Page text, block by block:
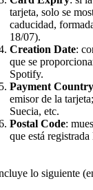
tarjeta, solo se
caducidad,
18/07).
Creation Date:
que se
Spotify.
Payment Country
emisor de la
Suecia, etc.
Postal Code:
que está registrada
lo siguiente